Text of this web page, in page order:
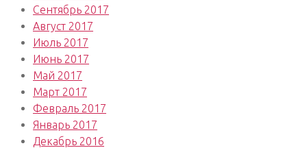
Сентябрь 2017
Август 2017
Июль 2017
Июнь 2017
Май 2017
Март 2017
Февраль 2017
Январь 2017
Декабрь 2016